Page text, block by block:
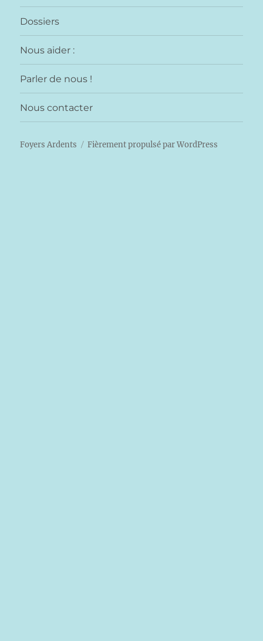
Dossiers
Nous aider :
Parler de nous !
Nous contacter
Foyers Ardents Fièrement propulsé par WordPress